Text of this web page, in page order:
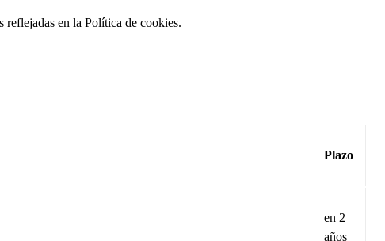
reflejadas en la Política de cookies.
Plazo
en 2
años